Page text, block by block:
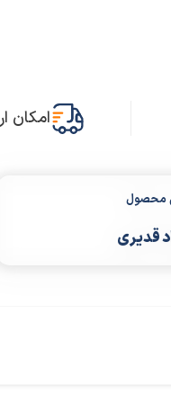
امکان
محصول
قدیری